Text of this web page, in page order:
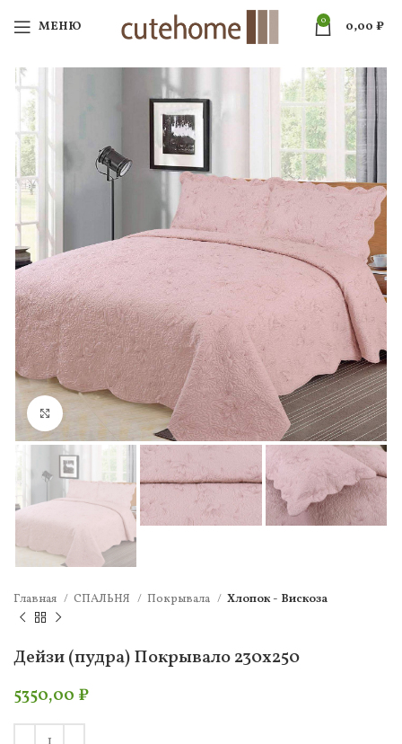
МЕНЮ 0 0,00 ₽
Нажмите, чтобы увеличить
Главная СПАЛЬНЯ Покрывала Хлопок - Вискоза
Дейзи (пудра) Покрывало 230х250
5350,00 ₽